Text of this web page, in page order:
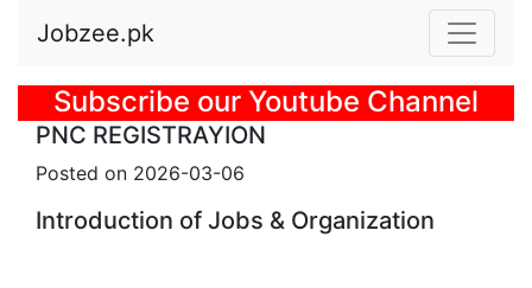
Jobzee.pk
Subscribe our Youtube Channel
PNC REGISTRAYION
Posted on 2026-03-06
Introduction of Jobs & Organization